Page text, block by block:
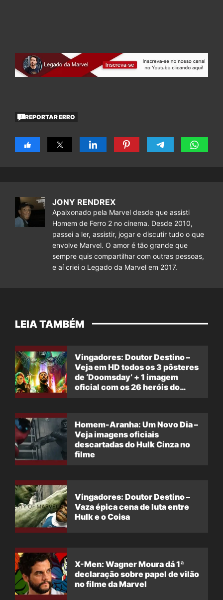
REPORTAR ERRO
JONY RENDREX
Apaixonado pela Marvel desde que assisti
Homem de Ferro 2 no cinema. Desde 2010,
passei a ler, assistir, jogar e discutir tudo o que
envolve Marvel. O amor é tão grande que
sempre quis compartilhar com outras pessoas,
e aí criei o Legado da Marvel em 2017.
LEIA TAMBÉM
Vingadores: Doutor Destino –
Veja em HD todos os 3 pôsteres
de ‘Doomsday’ + 1 imagem
oficial com os 26 heróis do
Homem-Aranha: Um Novo Dia –
Veja imagens oficiais
descartadas do Hulk Cinza no
filme
Vingadores: Doutor Destino –
Vaza épica cena de luta entre
Hulk e o Coisa
X-Men: Wagner Moura dá 1ª
declaração sobre papel de vilão
no filme da Marvel